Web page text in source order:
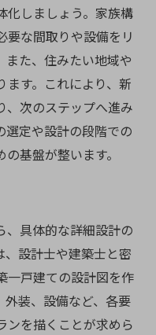
化しましょう。家族構
要な間取りや設備をリ
また、住みたい地域や
ます。これにより、新
、次のステップへ進み
選定や設計の段階での
基盤が整います。
、具体的な詳細設計の
、設計士や建築士と密
一戸建ての設計図を作
外装、設備など、各要
ンを描くことが求めら